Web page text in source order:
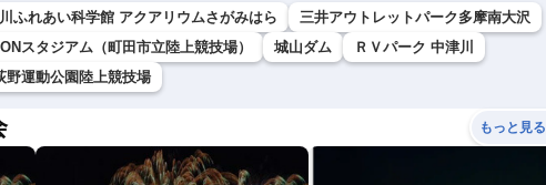
ふれあい科学館 アクアリウムさがみはら
三井アウトレットパーク多摩南大沢
スタジアム（町田市立陸上競技場） 城山ダム
ＲＶパーク 中津川
野運動公園陸上競技場
もっと見る